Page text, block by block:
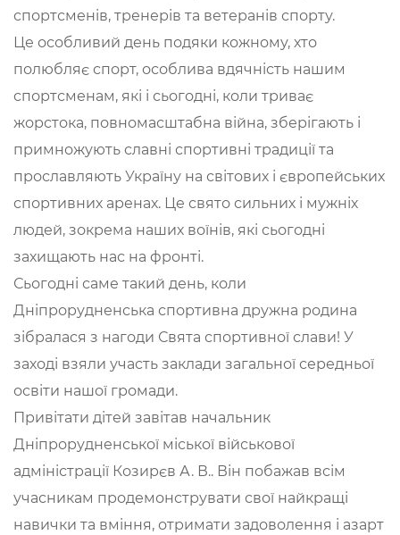
спортсменів, тренерів та ветеранів спорту.
Це особливий день подяки кожному, хто
полюбляє спорт, особлива вдячність нашим
спортсменам, які і сьогодні, коли триває
жорстока, повномасштабна війна, зберігають і
примножують славні спортивні традиції та
прославляють Україну на світових і європейських
спортивних аренах. Це свято сильних і мужніх
людей, зокрема наших воїнів, які сьогодні
захищають нас на фронті.
Сьогодні саме такий день, коли
Дніпрорудненська спортивна дружна родина
зібралася з нагоди Свята спортивної слави! У
заході взяли участь заклади загальної середньої
освіти нашої громади.
Привітати дітей завітав начальник
Дніпрорудненської міської військової
адміністрації Козирєв А. В.. Він побажав всім
учасникам продемонструвати свої найкращі
навички та вміння, отримати задоволення і азарт